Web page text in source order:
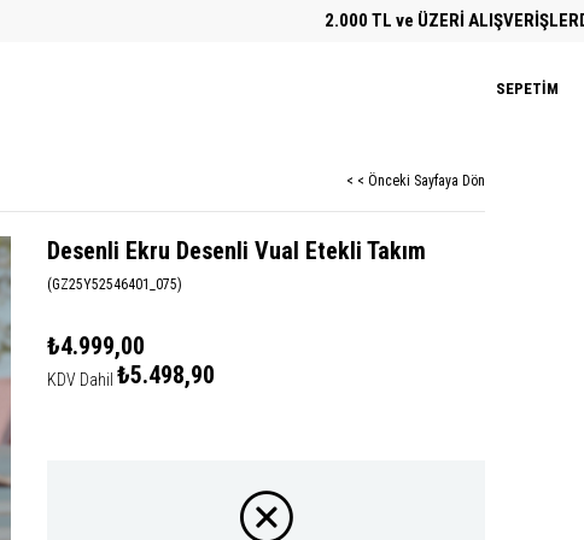
2.000 TL ve ÜZERİ ALIŞVERİŞLERDE
SEPETIM
< < Önceki Sayfaya Dön
Desenli Ekru Desenli Vual Etekli Takım
(GZ25Y52546401_075)
₺4.999,00
KDV Dahil ₺5.498,90